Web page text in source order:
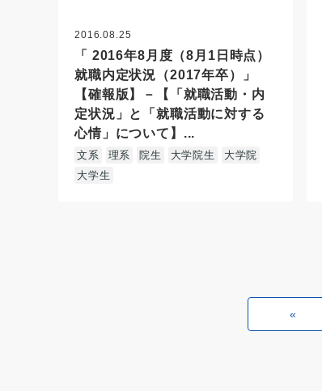
2016.08.25
「 2016年8月度（8月1日時点）
就職内定状況（2017年卒）」
【確報版】－【「就職活動・内
定状況」と「就職活動に対する
心情」について】...
文系 理系 院生 大学院生
大学院
大学生
«